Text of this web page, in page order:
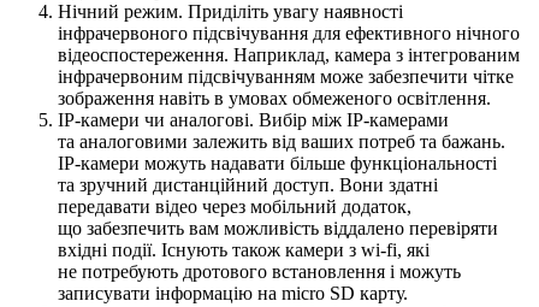
Нічний режим. Приділіть увагу наявності
інфрачервоного підсвічування для ефективного нічного
відеоспостереження. Наприклад, камера з інтегрованим
інфрачервоним підсвічуванням може забезпечити чітке
зображення навіть в умовах обмеженого освітлення.
IP-камери чи аналогові. Вибір між IP-камерами
та аналоговими залежить від ваших потреб та бажань.
IP-камери можуть надавати більше функціональності
та зручний дистанційний доступ. Вони здатні
передавати відео через мобільний додаток,
що забезпечить вам можливість віддалено перевіряти
вхідні події. Існують також камери з wi-fi, які
не потребують дротового встановлення і можуть
записувати інформацію на micro SD карту.